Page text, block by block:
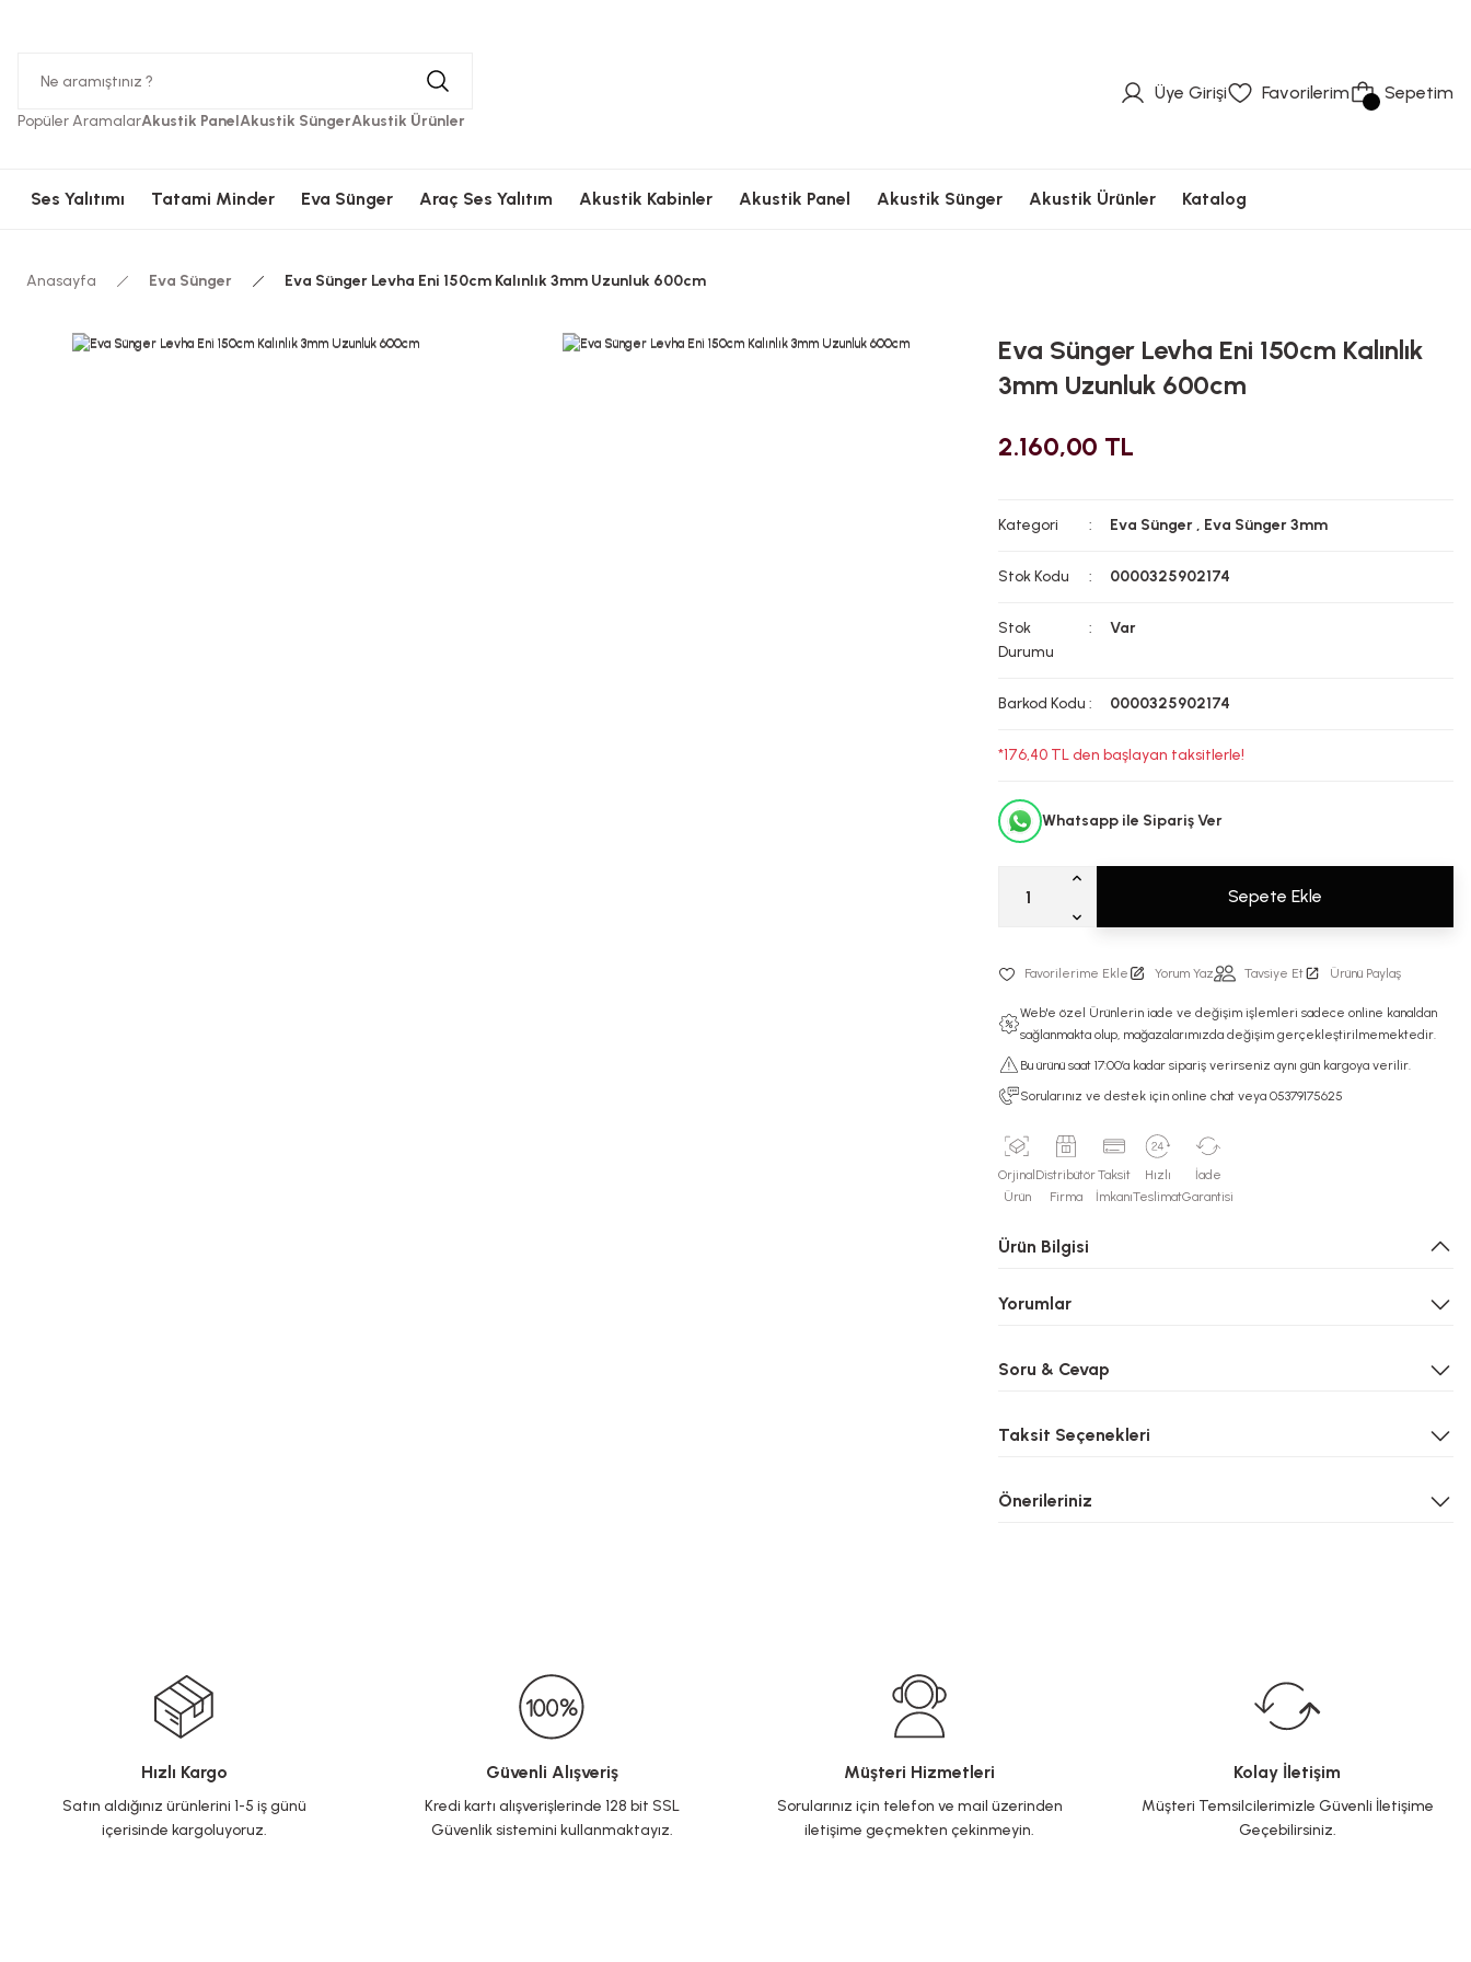
Popüler AramalarAkustik PanelAkustik SüngerAkustik Ürünler
Üye Girişi Favorilerim Sepetim
Ses Yalıtımı Tatami Minder Eva Sünger Araç Ses Yalıtım Akustik Kabinler Akustik Panel Akustik Sünger Akustik Ürünler Katalog
Anasayfa Eva Sünger Eva Sünger Levha Eni 150cm Kalınlık 3mm Uzunluk 600cm
Eva Sünger Levha Eni 150cm Kalınlık
3mm Uzunluk 600cm
2.160,00 TL
Kategori Eva Sünger, Eva Sünger 3mm
Stok Kodu 0000325902174
Stok
Durumu
Var
Barkod Kodu 0000325902174
*176,40 TL den başlayan taksitlerle!
Whatsapp ile Sipariş Ver
Sepete Ekle
Yorum Yaz Tavsiye Et Ürünü Paylaş
Web'e özel Ürünlerin iade ve değişim işlemleri sadece online kanaldan
sağlanmakta olup, mağazalarımızda değişim gerçekleştirilmemektedir.
Bu ürünü saat 17:00’a kadar sipariş verirseniz aynı gün kargoya verilir.
Sorularınız ve destek için online chat veya 05379175625
Orjinal
Ürün
Distribütör
Firma
Taksit
İmkanı
Hızlı
Teslimat
İade
Garantisi
Ürün Bilgisi
Yorumlar
Soru & Cevap
Taksit Seçenekleri
Önerileriniz
Hızlı Kargo
Satın aldığınız ürünlerini 1-5 iş günü
içerisinde kargoluyoruz.
Güvenli Alışveriş
Kredi kartı alışverişlerinde 128 bit SSL
Güvenlik sistemini kullanmaktayız.
Müşteri Hizmetleri
Sorularınız için telefon ve mail üzerinden
iletişime geçmekten çekinmeyin.
Kolay İletişim
Müşteri Temsilcilerimizle Güvenli İletişime
Geçebilirsiniz.